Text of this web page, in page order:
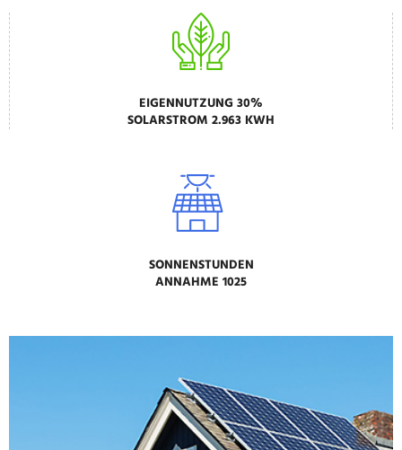
EIGENNUTZUNG 30%
SOLARSTROM 2.963 KWH
SONNENSTUNDEN
ANNAHME 1025